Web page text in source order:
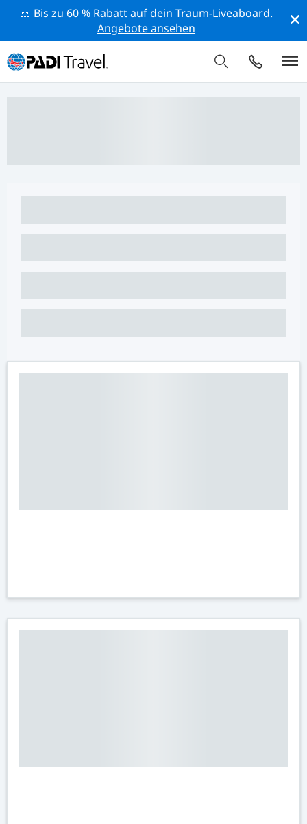
🚢 Bis zu 60 % Rabatt auf dein Traum-Liveaboard.
Angebote ansehen